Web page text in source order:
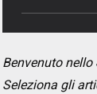
Benvenuto nello
Seleziona gli